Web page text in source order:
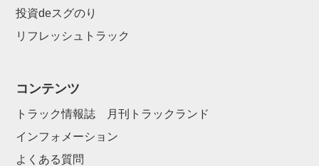
投資deスグのり
リフレッシュトラック
コンテンツ
トラック情報誌 月刊トラックランド
インフォメーション
よくある質問